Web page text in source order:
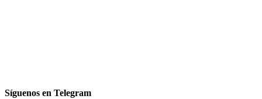
Síguenos en Telegram